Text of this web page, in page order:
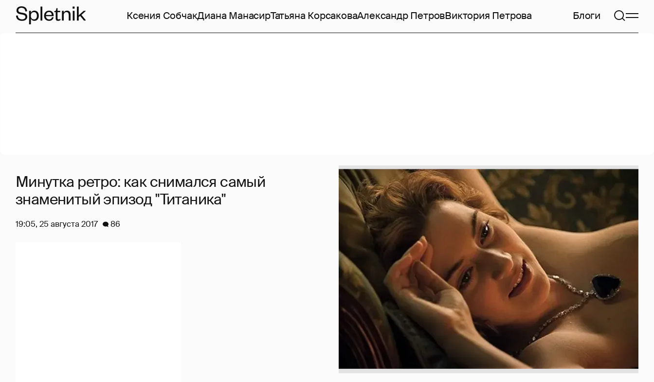
Ксения СобчакДиана МанасирТатьяна КорсаковаАлександр ПетровВиктория Петрова Блоги
Минутка ретро: как снимался самый
знаменитый эпизод "Титаника"
19:05, 25 августа 2017 86